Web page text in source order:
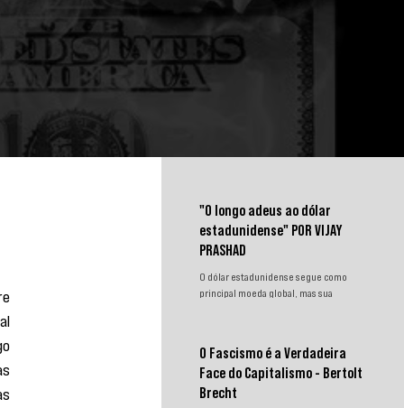
"O longo adeus ao dólar
estadunidense" POR VIJAY
PRASHAD
O dólar estadunidense segue como
principal moeda global, mas sua
impulsionam a desdolarização. O
processo, porém, é gradual e exige
novas instituições financeiras capazes
O Fascismo é a Verdadeira
Face do Capitalismo - Bertolt
Brecht